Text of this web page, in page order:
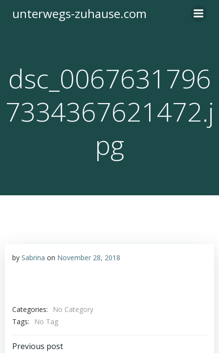
Inhalt
unterwegs-zuhause.com
dsc_0067631796
7334367621472.j
pg
by Sabrina on November 28, 2018
Categories:
No Category
Tags:
No Tag
Previous post